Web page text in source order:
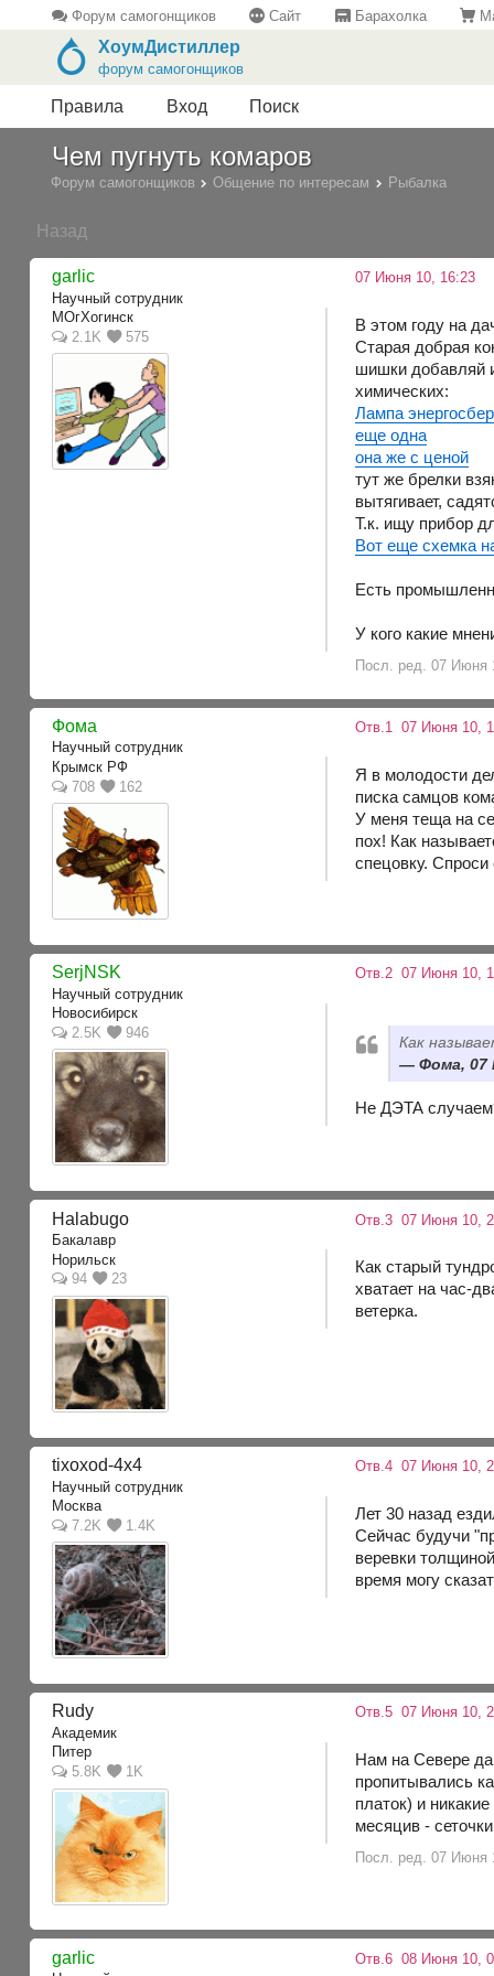
Форум самогонщиков Сайт Барахолка
ХоумДистиллер
форум самогонщиков
Правила Вход Поиск
Чем пугнуть комаров
Форум самогонщиков Общение по интересам Рыбалка
Назад
garlic
Научный сотрудник
MOгХогинск
2.1K
575
07 Июня 10, 16:23
В этом году на
Старая добрая
шишки добавляй
химических:
Лампа
еще одна
она же с ценой
тут же брелки
вытягивает,
Т.к. ищу прибор
Вот еще схемка
Есть
У кого какие
Посл. ред. 07 Июня
Фома
Научный сотрудник
Крымск РФ
708
162
Отв.1 07 Июня 10,
Я в молодости
писка самцов
У меня теща на
пох! Как
спецовку. Спроси
SerjNSK
Научный сотрудник
Новосибирск
2.5K
946
Отв.2 07 Июня 10,
Как
Фома, 07
Не ДЭТА
Halabugo
Бакалавр
Норильск
94
23
Отв.3 07 Июня 10,
Как старый
хватает на час-
ветерка.
tixoxod-4x4
Научный сотрудник
Москва
7.2K
1.4K
Отв.4 07 Июня 10,
Лет 30 назад
Сейчас будучи
веревки
время могу
Rudy
Академик
Питер
5.8K
1K
Отв.5 07 Июня 10,
Нам на Севере
пропитывались
платок) и
месяцив -
Посл. ред. 07 Июня
garlic Отв.6 08 Июня 10,